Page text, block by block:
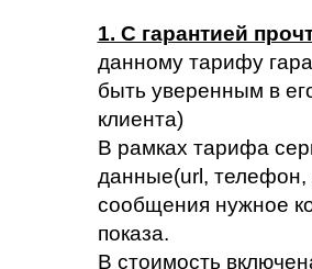
1. С гарантией
данному тарифу
быть уверенным в
клиента)
В рамках тарифа
данные(url, телефон,
сообщения нужное
показа.
В стоимость